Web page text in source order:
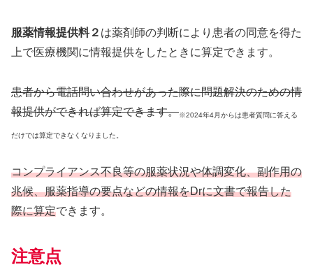
服薬情報提供料２ は薬剤師の判断により患者の同意を得た
上で医療機関に情報提供をしたときに算定できます。
患者から電話問い合わせがあった際に問題解決のための情
報提供ができれば算定できます。※2024年4月からは患者質問に答える
だけでは算定できなくなりました。
コンプライアンス不良等の服薬状況や体調変化、副作用の
兆候、服薬指導の要点などの情報をDrに文書で報告した
際に算定できます。
注意点